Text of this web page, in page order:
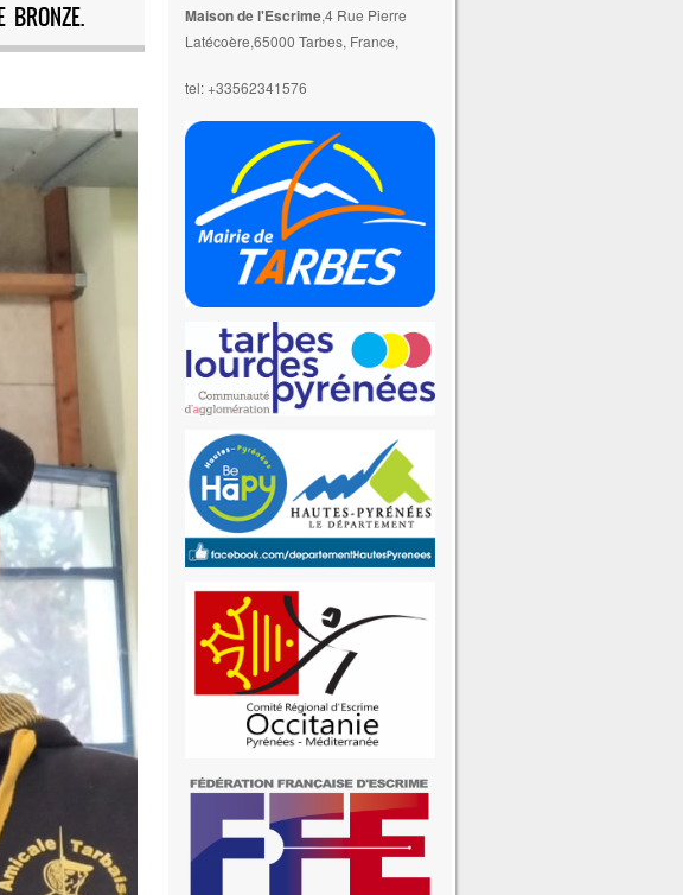
BRONZE. Maison de l'Escrime,4 Rue Pierre
Latécoère,65000 Tarbes, France,
tel: +33562341576